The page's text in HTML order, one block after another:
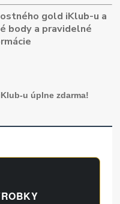
gold iKlub-u a
body a pravidelné
u úplne zdarma!